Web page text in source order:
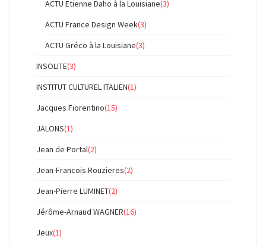
ACTU Etienne Daho à la Louisiane(3)
ACTU France Design Week(3)
ACTU Gréco à la Louisiane(3)
INSOLITE(3)
INSTITUT CULTUREL ITALIEN(1)
Jacques Fiorentino(15)
JALONS(1)
Jean de Portal(2)
Jean-Francois Rouzieres(2)
Jean-Pierre LUMINET(2)
Jérôme-Arnaud WAGNER(16)
Jeux(1)